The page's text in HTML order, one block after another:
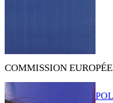
COMMISSION